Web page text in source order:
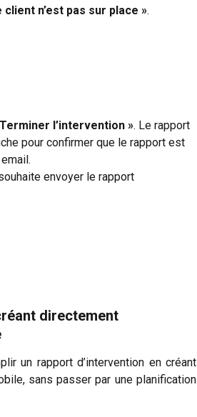
client n’est pas sur place ».
l’intervention ». Le rapport
pour confirmer que le rapport est
envoyer le rapport
directement
un rapport d’intervention en créant
sans passer par une planification